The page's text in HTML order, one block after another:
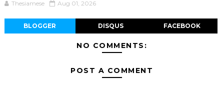
Thesiamese Aug 01, 2026
BLOGGER DISQUS FACEBOOK
NO COMMENTS:
POST A COMMENT